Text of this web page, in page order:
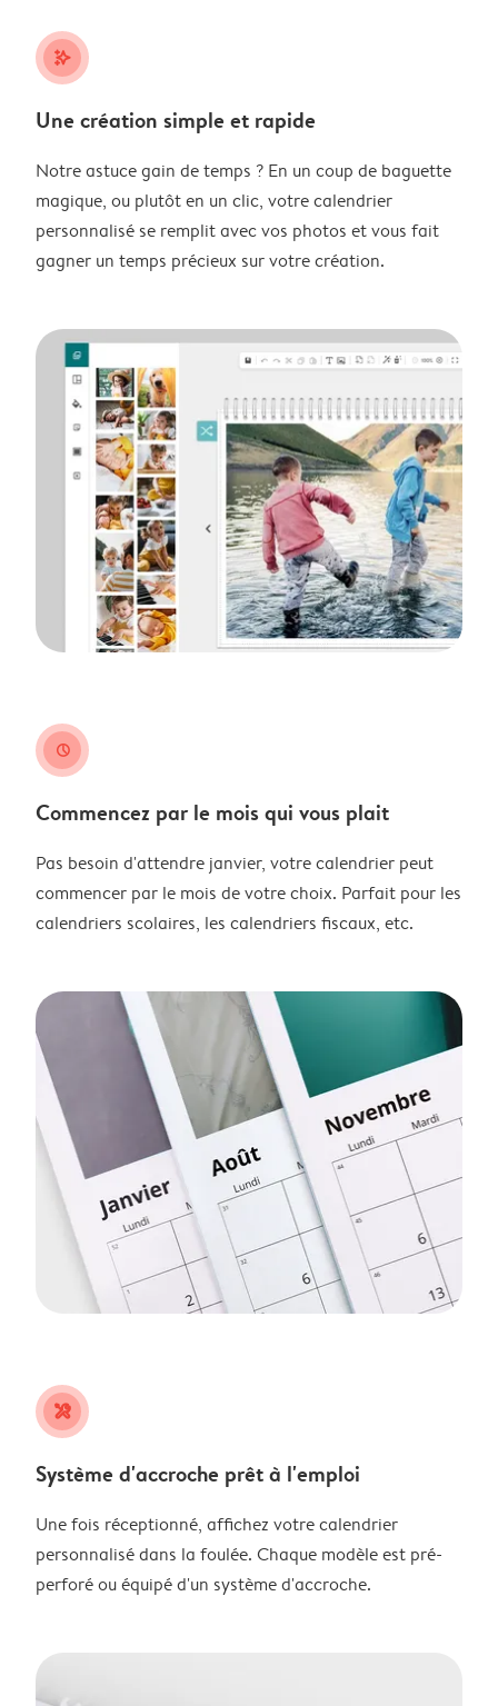
stars_plus
Une création simple et rapide
Notre astuce gain de temps ? En un coup de baguette
magique, ou plutôt en un clic, votre calendrier
personnalisé se remplit avec vos photos et vous fait
gagner un temps précieux sur votre création.
clock
Commencez par le mois qui vous plait
Pas besoin d'attendre janvier, votre calendrier peut
commencer par le mois de votre choix. Parfait pour les
calendriers scolaires, les calendriers fiscaux, etc.
tools
Système d'accroche prêt à l'emploi
Une fois réceptionné, affichez votre calendrier
personnalisé dans la foulée. Chaque modèle est pré-
perforé ou équipé d'un système d'accroche.